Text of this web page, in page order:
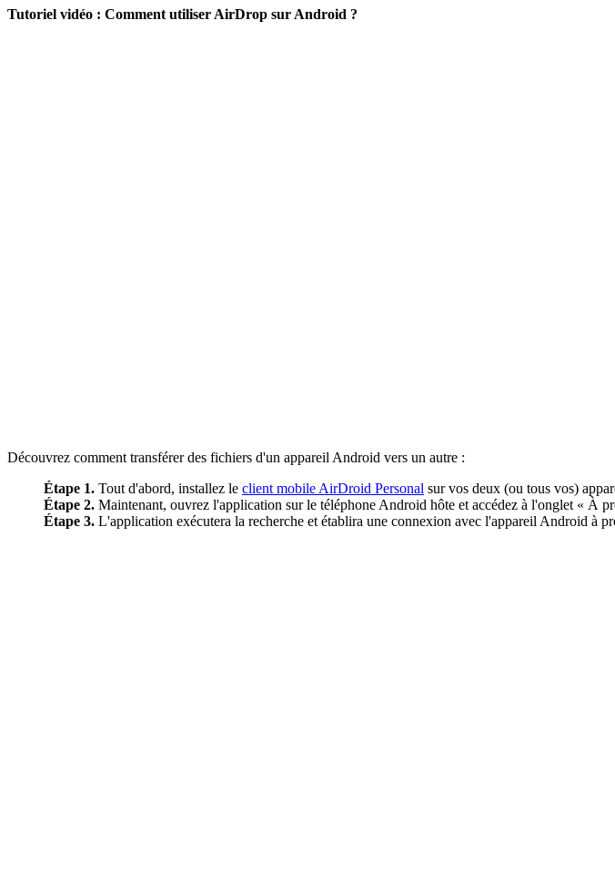
Tutoriel vidéo : Comment utiliser AirDrop sur Android ?
Découvrez comment transférer des fichiers d'un appareil Android vers un autre :
Étape 1. Tout d'abord, installez le client mobile AirDroid Personal sur vos deux (ou tous vos)
Étape 2. Maintenant, ouvrez l'application sur le téléphone Android hôte et accédez à l'onglet « À
Étape 3. L'application exécutera la recherche et établira une connexion avec l'appareil Android à